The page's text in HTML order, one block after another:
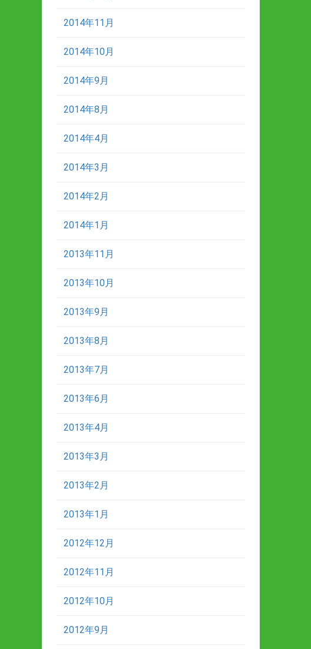
2014年11月
2014年10月
2014年9月
2014年8月
2014年4月
2014年3月
2014年2月
2014年1月
2013年11月
2013年10月
2013年9月
2013年8月
2013年7月
2013年6月
2013年4月
2013年3月
2013年2月
2013年1月
2012年12月
2012年11月
2012年10月
2012年9月